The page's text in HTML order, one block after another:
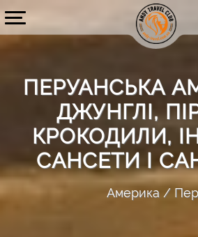
ПЕРУАНСЬКА
ДЖУНГЛІ,
КРОКОДИЛИ,
САНСЕТИ І
Америка